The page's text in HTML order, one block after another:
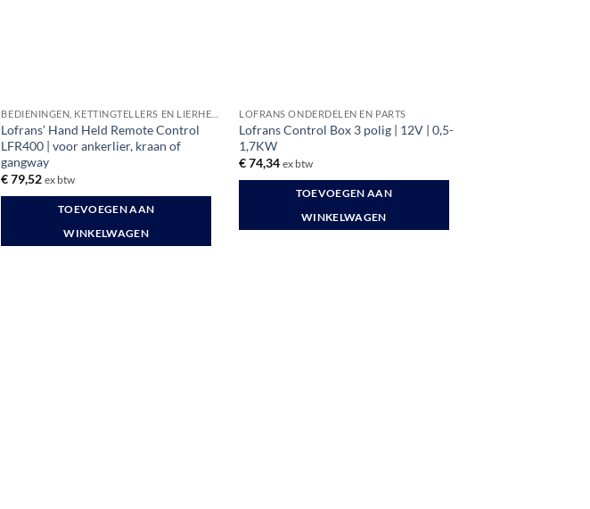
Lofrans’ Hand Held Remote Control
LFR400 | voor ankerlier, kraan of
gangway
€79,52 ex btw
TOEVOEGEN AAN
WINKELWAGEN
LOFRANS ONDERDELEN EN PARTS
Lofrans Control Box 3 polig | 12V | 0,5-
1,7KW
€74,34 ex btw
TOEVOEGEN AAN
WINKELWAGEN